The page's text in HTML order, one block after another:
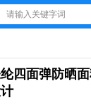
请输入关键字词
四面弹防晒